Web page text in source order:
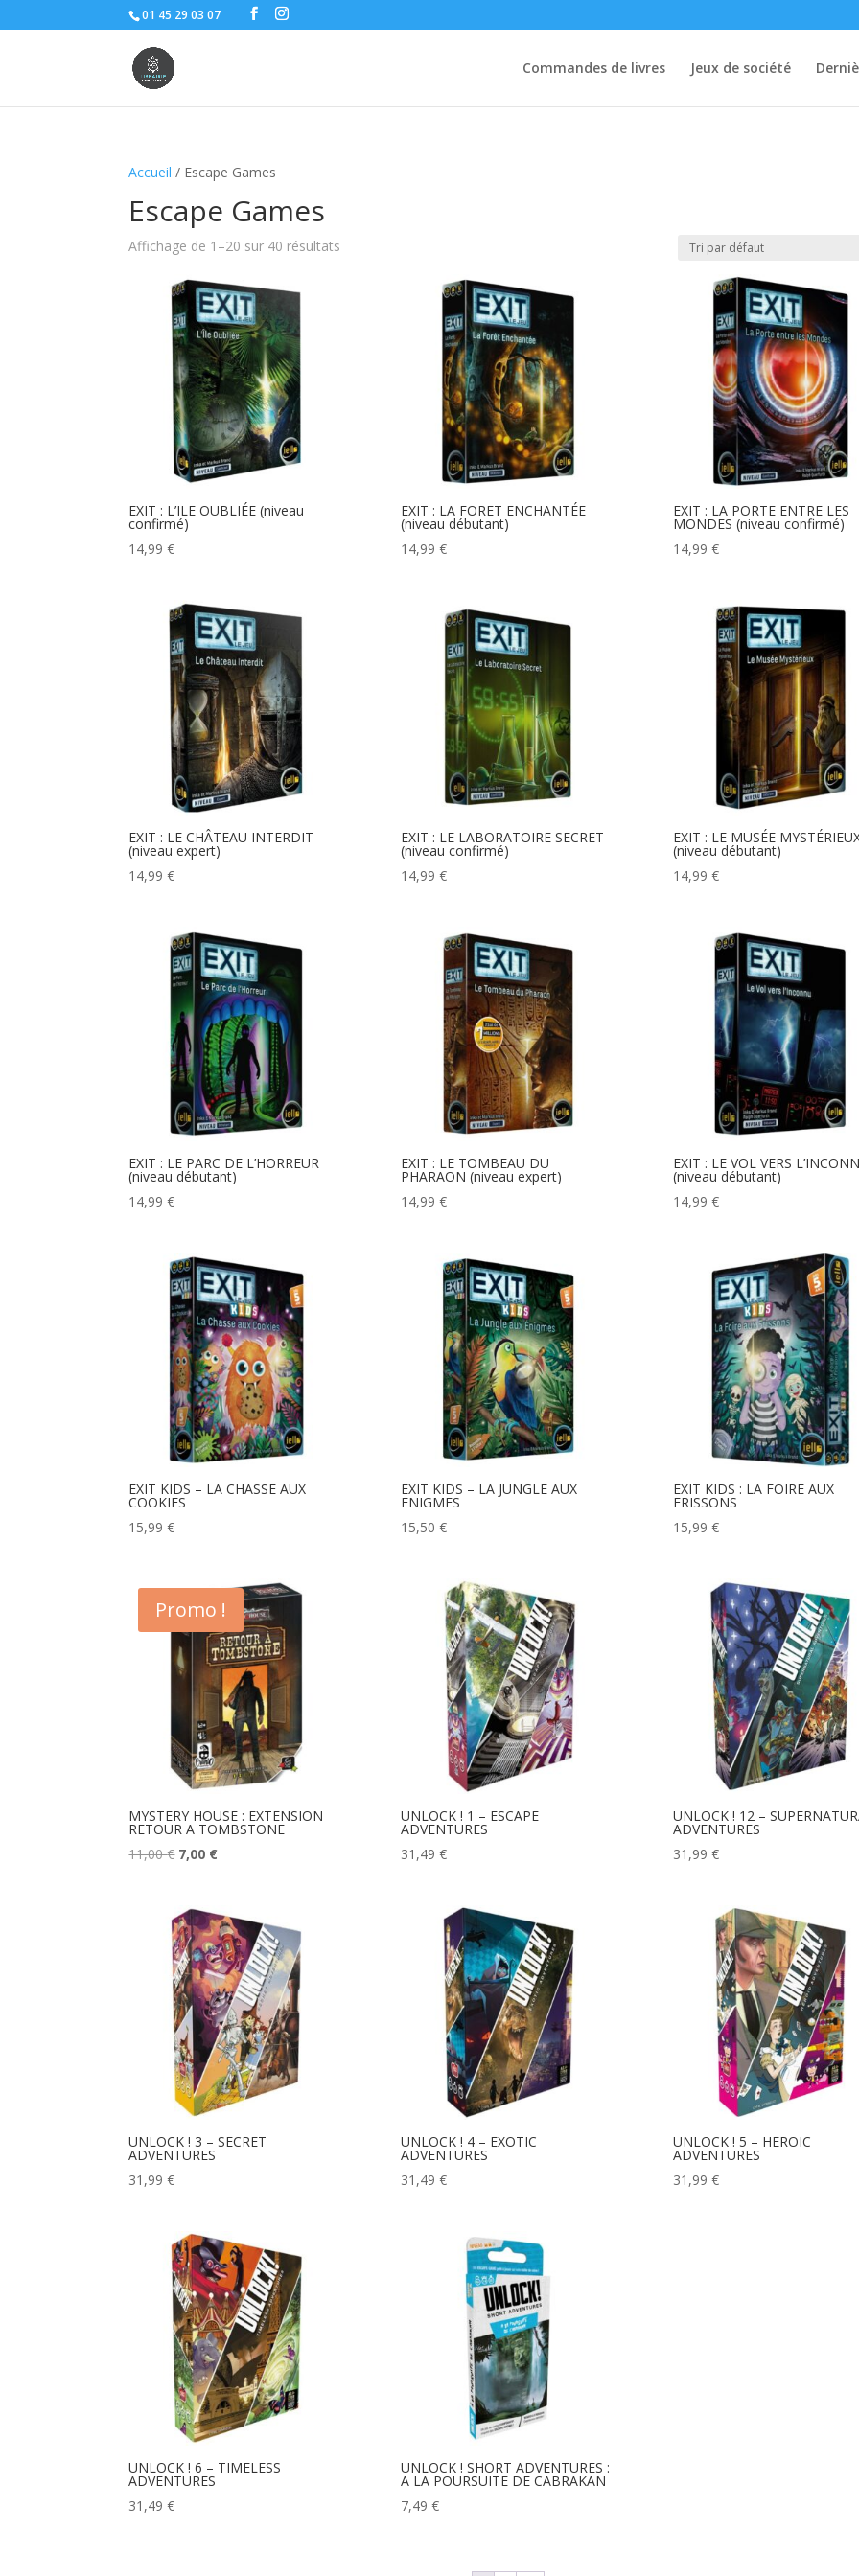
01 45 29 03 07
Commandes de livres Jeux de société
Accueil / Escape Games
Escape Games
Affichage de 1–20 sur 40 résultats
EXIT : L’ILE OUBLIÉE (niveau
confirmé)
14,99€
EXIT : LA FORET ENCHANTÉE
(niveau débutant)
14,99 €
EXIT : LA PORTE ENTRE LES
MONDES (niveau confirmé)
14,99 €
EXIT : LE CHÂTEAU INTERDIT
(niveau expert)
14,99€
EXIT : LE LABORATOIRE SECRET
(niveau confirmé)
14,99 €
EXIT : LE MUSÉE
(niveau débutant)
14,99 €
EXIT : LE PARC DE L’HORREUR
(niveau débutant)
14,99€
EXIT : LE TOMBEAU DU
PHARAON (niveau expert)
14,99 €
EXIT : LE VOL VERS
(niveau débutant)
14,99 €
EXIT KIDS – LA CHASSE AUX
COOKIES
15,99€
EXIT KIDS – LA JUNGLE AUX
ENIGMES
15,50 €
EXIT KIDS : LA FOIRE AUX
FRISSONS
15,99 €
Promo !
MYSTERY HOUSE : EXTENSION
RETOUR A TOMBSTONE
11,00€ Le
était :
11,00 €.
7,00 €Le
est :
7,00 €.
UNLOCK ! 1 – ESCAPE
ADVENTURES
31,49 €
UNLOCK ! 12 –
ADVENTURES
31,99 €
UNLOCK ! 3 – SECRET
ADVENTURES
31,99€
UNLOCK ! 4 – EXOTIC
ADVENTURES
31,49 €
UNLOCK ! 5 – HEROIC
ADVENTURES
31,99 €
UNLOCK ! 6 – TIMELESS
ADVENTURES
31,49€
UNLOCK ! SHORT ADVENTURES :
A LA POURSUITE DE CABRAKAN
7,49 €